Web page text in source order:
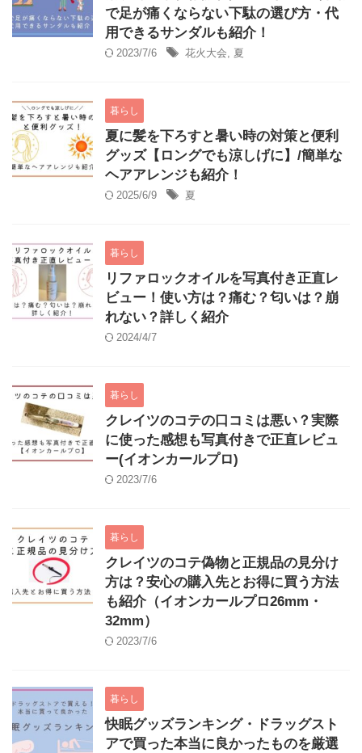
で足が痛くならない下駄の選び方・代
用できるサンダルも紹介！
2023/7/6 花火大会, 夏
暮らし
夏に髪を下ろすと暑い時の対策と便利
グッズ【ロングでも涼しげに】/簡単な
ヘアアレンジも紹介！
2025/6/9 夏
暮らし
リファロックオイルを写真付き正直レ
ビュー！使い方は？痛む？匂いは？崩
れない？詳しく紹介
2024/4/7
暮らし
クレイツのコテの口コミは悪い？実際
に使った感想も写真付きで正直レビュ
ー(イオンカールプロ)
2023/7/6
暮らし
クレイツのコテ偽物と正規品の見分け
方は？安心の購入先とお得に買う方法
も紹介（イオンカールプロ26mm・
32mm）
2023/7/6
暮らし
快眠グッズランキング・ドラッグスト
アで買った本当に良かったものを厳選